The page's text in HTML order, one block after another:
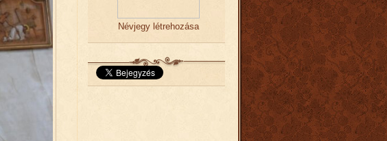
Névjegy létrehozása